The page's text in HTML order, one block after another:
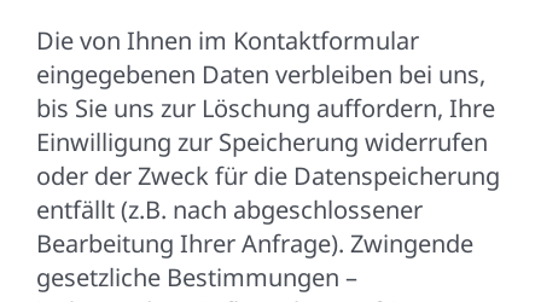
Die von Ihnen im Kontaktformular
eingegebenen Daten verbleiben bei uns,
bis Sie uns zur Löschung auffordern, Ihre
Einwilligung zur Speicherung widerrufen
oder der Zweck für die Datenspeicherung
entfällt (z.B. nach abgeschlossener
Bearbeitung Ihrer Anfrage). Zwingende
gesetzliche Bestimmungen –